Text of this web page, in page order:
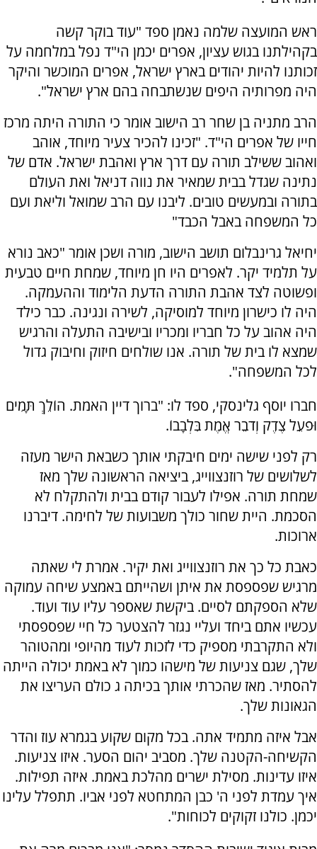
ראש המועצה שלמה נאמן ספד "עוד בוקר קשה
בקהילתנו בגוש עציון, אפרים יכמן הי"ד נפל במלחמה על
זכותנו להיות יהודים בארץ ישראל, אפרים המוכשר והיקר
היה מפרותיה היפים שנשתבחה בהם ארץ ישראל".
הרב מתניה בן שחר רב הישוב אומר כי התורה היתה מרכז
חייו של אפרים הי"ד. "זכינו להכיר צעיר מיוחד, אוהב
ואהוב ששילב תורה עם דרך ארץ ואהבת ישראל. אדם של
נתינה שגדל בבית שמאיר את נווה דניאל ואת העולם
בתורה ובמעשים טובים. ליבנו עם הרב שמואל וליאת ועם
כל המשפחה באבל הכבד"
יחיאל גרינבלום תושב הישוב, מורה ושכן אומר "כאב נורא
על תלמיד יקר. לאפרים היו חן מיוחד, שמחת חיים טבעית
ופשוטה לצד אהבת התורה הדעת הלימוד וההעמקה.
היה לו כישרון מיוחד למוסיקה, לשירה ונגינה. כבר כילד
היה אהוב על כל חבריו ומכריו ובישיבה התעלה והרגיש
שמצא לו בית של תורה. אנו שולחים חיזוק וחיבוק גדול
לכל המשפחה".
חברו יוסף גלינסקי, ספד לו: "ברוך דיין האמת. הוֹלֵךְ תָּמִים
וּפֹעֵל צֶדֶק וְדֹבֵר אֱמֶת בִּלְבָבוֹ.
רק לפני שישה ימים חיבקתי אותך כשבאת הישר מעזה
לשלושים של רוזנצווייג, ביציאה הראשונה שלך מאז
שמחת תורה. אפילו לעבור קודם בבית ולהתקלח לא
הסכמת. היית שחור כולך משבועות של לחימה. דיברנו
ארוכות.
כאבת כל כך את רוזנצווייג ואת יקיר. אמרת לי שאתה
מרגיש שפספסת את איתן ושהייתם באמצע שיחה עמוקה
שלא הספקתם לסיים. ביקשת שאספר עליו עוד ועוד.
עכשיו אתם ביחד ועליי נגזר להצטער כל חיי שפספסתי
ולא התקרבתי מספיק כדי לזכות לעוד מהיופי ומהטוהר
שלך, שגם צניעות של מישהו כמוך לא באמת יכולה הייתה
להסתיר. מאז שהכרתי אותך בכיתה ג כולם העריצו את
הגאונות שלך.
אבל איזה מתמיד אתה. בכל מקום שקוע בגמרא עוז והדר
הקשיחה-הקטנה שלך. מסביב יהום הסער. איזו צניעות.
איזו עדינות. מסילת ישרים מהלכת באמת. איזה תפילות.
איך עמדת לפני ה' כבן המתחטא לפני אביו. תתפלל עלינו
יכמן. כולנו זקוקים לכוחות".